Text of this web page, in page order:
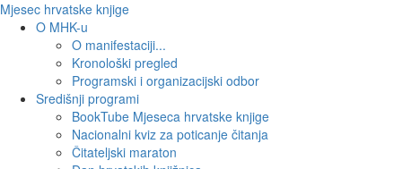
Mjesec hrvatske knjige
O MHK-u
O manifestaciji...
Kronološki pregled
Programski i organizacijski odbor
Središnji programi
BookTube Mjeseca hrvatske knjige
Nacionalni kviz za poticanje čitanja
Čitateljski maraton